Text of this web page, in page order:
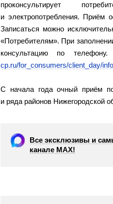
проконсультирует
и электропотребления. Приём
Записаться можно
«Потребителям». При
консультацию по
cp.ru/for_consumers/client_day/
С начала года очный приём
и ряда районов Нижегородской
Все эксклюзивы и
канале МАХ!